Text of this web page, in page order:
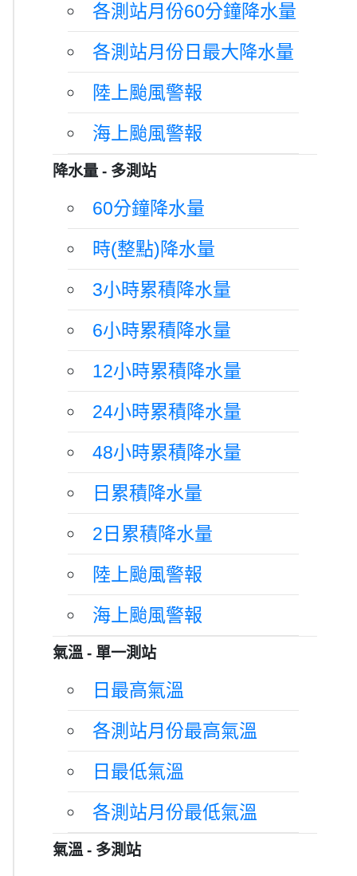
各測站月份60分鐘降水量
各測站月份日最大降水量
陸上颱風警報
海上颱風警報
降水量 - 多測站
60分鐘降水量
時(整點)降水量
3小時累積降水量
6小時累積降水量
12小時累積降水量
24小時累積降水量
48小時累積降水量
日累積降水量
2日累積降水量
陸上颱風警報
海上颱風警報
氣溫 - 單一測站
日最高氣溫
各測站月份最高氣溫
日最低氣溫
各測站月份最低氣溫
氣溫 - 多測站